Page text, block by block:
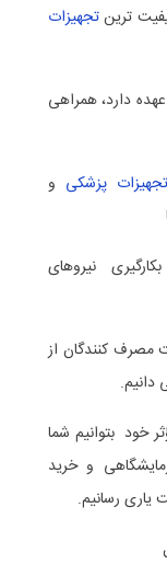
ترینتجهیزات
دارد، همراهی
تجهیزات پزشکی و
نیروهای
‌کنندگان از
خود بتوانیم شما
و خرید
یاری رسانیم.